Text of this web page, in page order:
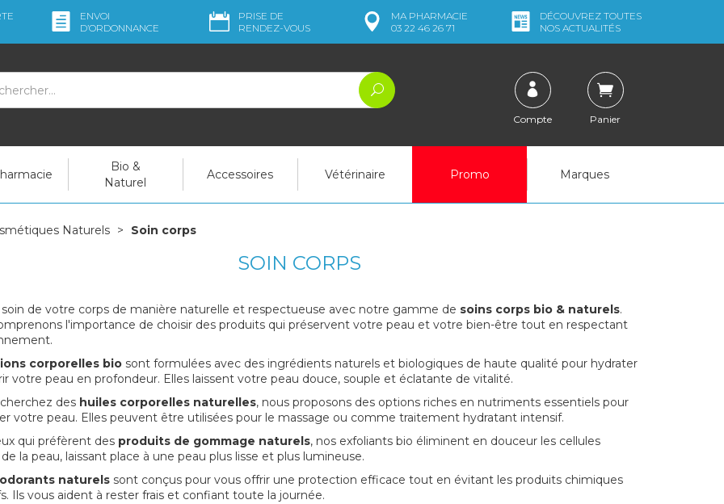
ENVOI
D’ORDONNANCE
PRISE DE
RENDEZ-VOUS
MAPHARMACIE
03 22 46 26 71
DÉCOUVREZ TOUTES
NOS ACTUALITÉS
Compte Panier
Bio &
Naturel
Accessoires Vétérinaire Promo Marques
Naturels Soin corps
SOIN CORPS
de votre corps de manière naturelle et respectueuse avec notre gamme de soins corps bio & naturels.
l'importance de choisir des produits qui préservent votre peau et votre bien-être tout en respectant
corporelles biosont formulées avec des ingrédients naturels et biologiques de haute qualité pour hydrater
votre peau en profondeur. Elles laissent votre peau douce, souple et éclatante de vitalité.
des huiles corporelles naturelles, nous proposons des options riches en nutriments essentiels pour
votre peau. Elles peuvent être utilisées pour le massage ou comme traitement hydratant intensif.
qui préfèrent des produits de gommage naturels, nos exfoliants bio éliminent en douceur les cellules
la peau, laissant place à une peau plus lisse et plus lumineuse.
naturelssont conçus pour vous offrir une protection efficace tout en évitant les produits chimiques
Ils vous aident à rester frais et confiant toute la journée.